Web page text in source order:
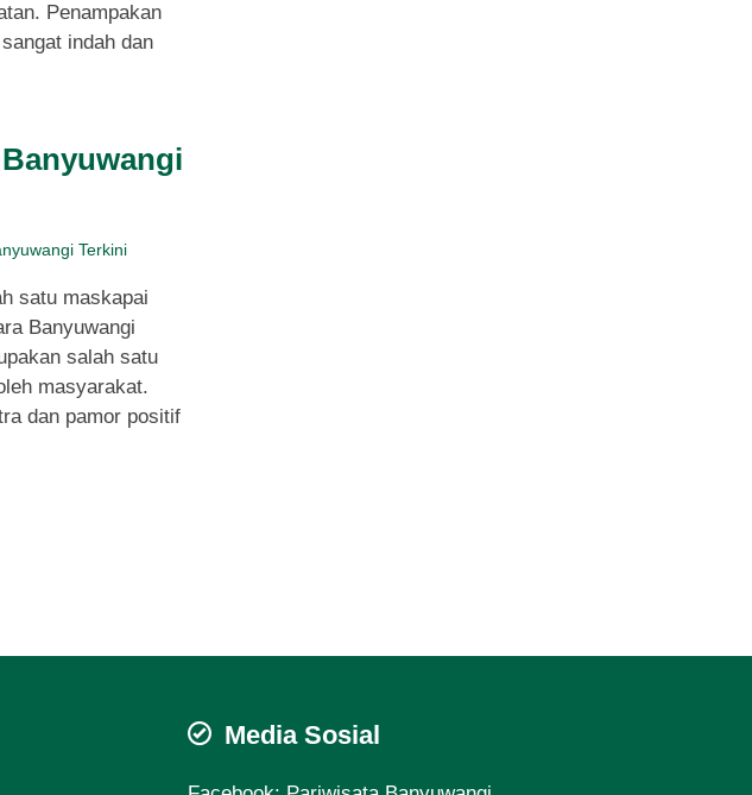
Penampakan
indah dan
Terkini
satu maskapai
Banyuwangi
salah satu
masyarakat.
dan pamor positif
Media Sosial